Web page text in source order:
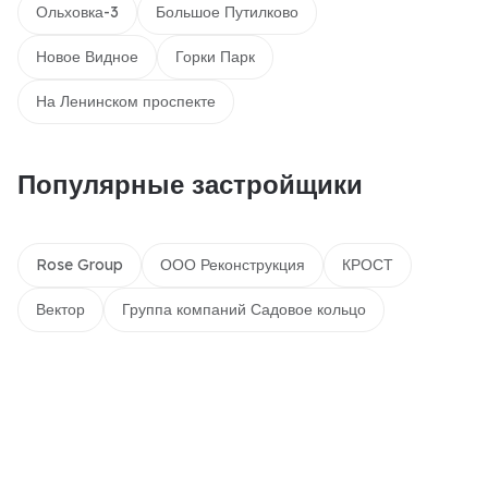
Ольховка-3 Большое Путилково
Новое Видное Горки Парк
На Ленинском проспекте
Популярные застройщики
Rose Group ООО Реконструкция КРОСТ
Вектор Группа компаний Садовое кольцо